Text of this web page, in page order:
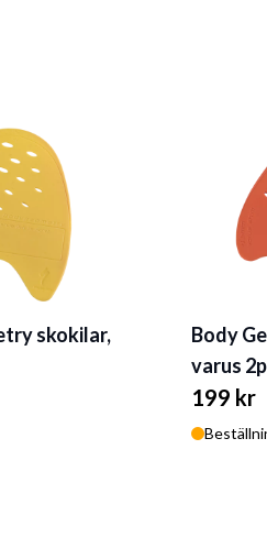
skokilar,
Body
varus 2p
199 kr